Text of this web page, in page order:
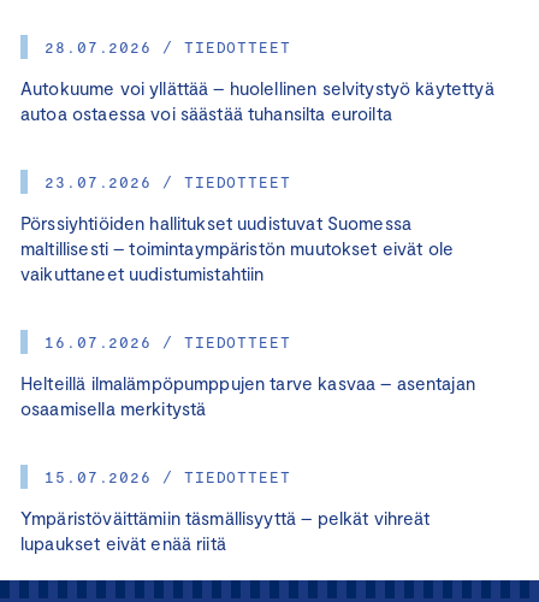
28.07.2026 / TIEDOTTEET
Autokuume voi yllättää – huolellinen selvitystyö käytettyä
autoa ostaessa voi säästää tuhansilta euroilta
23.07.2026 / TIEDOTTEET
Pörssiyhtiöiden hallitukset uudistuvat Suomessa
maltillisesti – toimintaympäristön muutokset eivät ole
vaikuttaneet uudistumistahtiin
16.07.2026 / TIEDOTTEET
Helteillä ilmalämpöpumppujen tarve kasvaa – asentajan
osaamisella merkitystä
15.07.2026 / TIEDOTTEET
Ympäristöväittämiin täsmällisyyttä – pelkät vihreät
lupaukset eivät enää riitä